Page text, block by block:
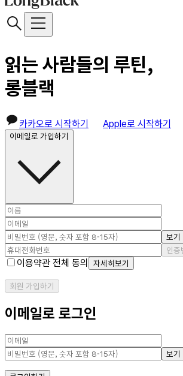
읽는 사람들의 루틴,
롱블랙
카카오로 시작하기 Apple로 시작하기
이메일로 가입하기
보기
인증
이용약관 전체 동의 자세히보기
회원 가입하기
이메일로 로그인
보기